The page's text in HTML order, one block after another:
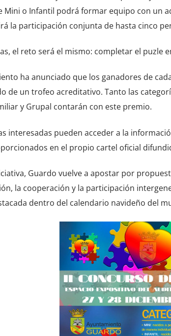
Mini o Infantil podrá formar equipo con un
la participación conjunta de hasta cinco
el reto será el mismo: completar el puzle
ha anunciado que los ganadores de
de un trofeo acreditativo. Tanto las
y Grupal contarán con este premio.
interesadas pueden acceder a la
en el propio cartel oficial
Guardo vuelve a apostar por
la cooperación y la participación
dentro del calendario navideño del